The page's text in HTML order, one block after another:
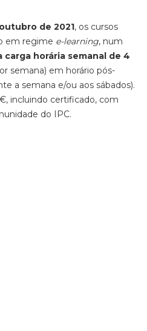
de 2021, os cursos
em regime e-learning, num
carga horária semanal de 4
semana) em horário pós-
a semana e/ou aos sábados).
incluindo certificado, com
do IPC.